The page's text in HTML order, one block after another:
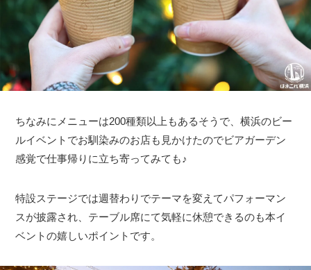
ちなみにメニューは200種類以上もあるそうで、横浜のビー
ルイベントでお馴染みのお店も見かけたのでビアガーデン
感覚で仕事帰りに立ち寄ってみても♪
特設ステージでは週替わりでテーマを変えてパフォーマン
スが披露され、テーブル席にて気軽に休憩できるのも本イ
ベントの嬉しいポイントです。